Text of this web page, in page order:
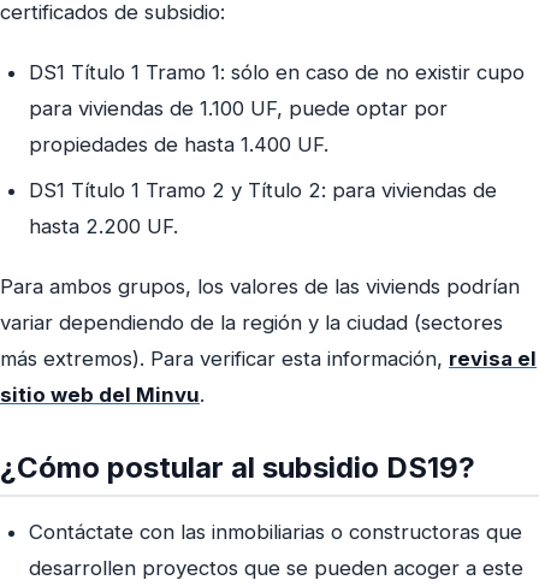
certificados de subsidio:
DS1 Título 1 Tramo 1: sólo en caso de no existir cupo
para viviendas de 1.100 UF, puede optar por
propiedades de hasta 1.400 UF.
DS1 Título 1 Tramo 2 y Título 2: para viviendas de
hasta 2.200 UF.
Para ambos grupos, los valores de las viviends podrían
variar dependiendo de la región y la ciudad (sectores
más extremos). Para verificar esta información, revisa el
sitio web del Minvu.
¿Cómo postular al subsidio DS19?
Contáctate con las inmobiliarias o constructoras que
desarrollen proyectos que se pueden acoger a este